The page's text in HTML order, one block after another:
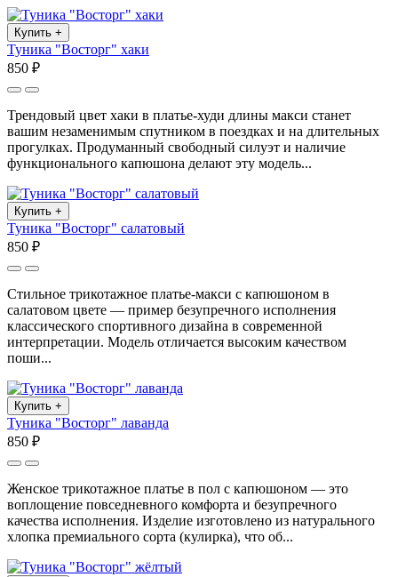
Купить +
Туника "Восторг" хаки
850 ₽
Трендовый цвет хаки в платье-худи длины макси станет
вашим незаменимым спутником в поездках и на длительных
прогулках. Продуманный свободный силуэт и наличие
функционального капюшона делают эту модель...
Купить +
Туника "Восторг" салатовый
850 ₽
Стильное трикотажное платье-макси с капюшоном в
салатовом цвете — пример безупречного исполнения
классического спортивного дизайна в современной
интерпретации. Модель отличается высоким качеством
поши...
Купить +
Туника "Восторг" лаванда
850 ₽
Женское трикотажное платье в пол с капюшоном — это
воплощение повседневного комфорта и безупречного
качества исполнения. Изделие изготовлено из натурального
хлопка премиального сорта (кулирка), что об...